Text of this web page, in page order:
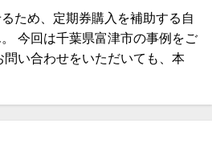
ため、定期券購入を補助する自
今回は千葉県富津市の事例をご
い合わせをいただいても、本